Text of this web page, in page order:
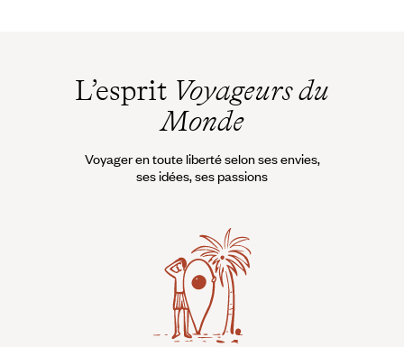
L’esprit Voyageurs du
Monde
Voyager en toute liberté selon ses envies,
ses idées, ses passions